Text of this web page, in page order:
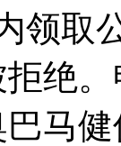
领取
绝
马